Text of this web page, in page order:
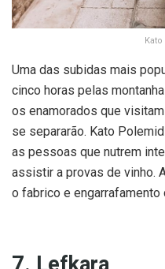
Uma das subidas mais
cinco horas pelas
os enamorados que
se separarão. Kato
as pessoas que nutrem
assistir a provas de vinho.
o fabrico e engarrafamento